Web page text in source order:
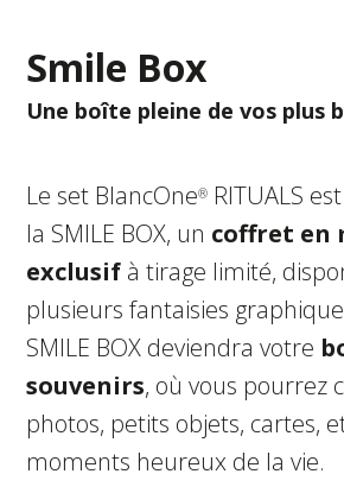
Smile Box
Une boîte pleine de vos plus
Le set BlancOne® RITUALS
la SMILE BOX, un coffret en
exclusif à tirage limité,
plusieurs fantaisies
SMILE BOX deviendra votre
souvenirs, où vous pourrez
photos, petits objets, cartes,
moments heureux de la vie.